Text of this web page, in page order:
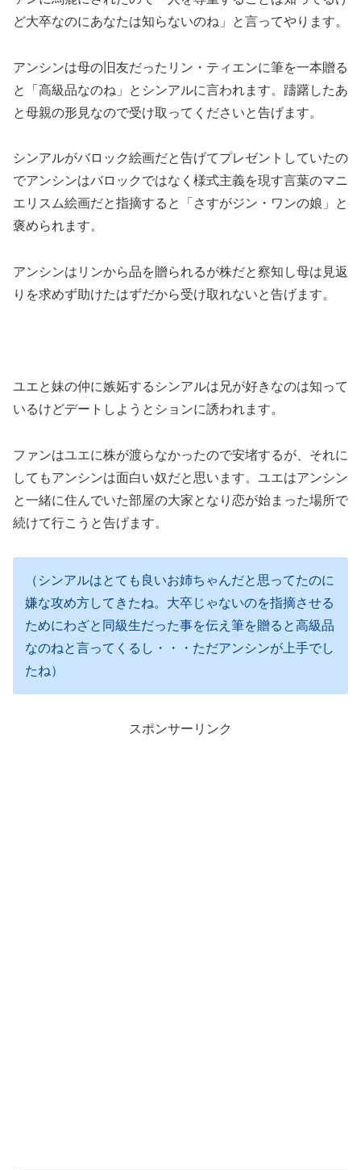
ど大卒なのにあなたは知らないのね」と言ってやります。
アンシンは母の旧友だったリン・ティエンに筆を一本贈る
と「高級品なのね」とシンアルに言われます。躊躇したあ
と母親の形見なので受け取ってくださいと告げます。
シンアルがバロック絵画だと告げてプレゼントしていたの
でアンシンはバロックではなく様式主義を現す言葉のマニ
エリスム絵画だと指摘すると「さすがジン・ワンの娘」と
褒められます。
アンシンはリンから品を贈られるが株だと察知し母は見返
りを求めず助けたはずだから受け取れないと告げます。
ユエと妹の仲に嫉妬するシンアルは兄が好きなのは知って
いるけどデートしようとションに誘われます。
ファンはユエに株が渡らなかったので安堵するが、それに
してもアンシンは面白い奴だと思います。ユエはアンシン
と一緒に住んでいた部屋の大家となり恋が始まった場所で
続けて行こうと告げます。
（シンアルはとても良いお姉ちゃんだと思ってたのに
嫌な攻め方してきたね。大卒じゃないのを指摘させる
ためにわざと同級生だった事を伝え筆を贈ると高級品
なのねと言ってくるし・・・ただアンシンが上手でし
たね）
スポンサーリンク